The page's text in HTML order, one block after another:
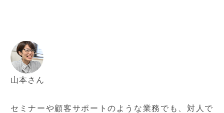
山本さん
セミナーや顧客サポートのような業務でも、対人で